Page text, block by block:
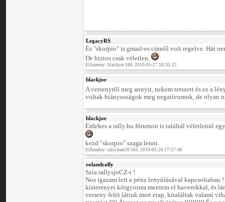
LegacyRS
És "skorpio" is gmail-es címről volt regelve. Hát
De biztos csak véletlen.
Előzmény: blackjoe 166. 2010-05-27 10:35:12
blackjoe
A versenyről meg annyit, nekem tetszett és ez a
voltak hiányosságok meg negatívumok, de olyan
blackjoe
Érdekes a rally.hu fórumon is találtál véletlenül
kezd "skorpio" szaga lenni.
Előzmény: rallyman10 163. 2010-05-26 17:57:46
rolandrally
Szia rallysjoCZ-i !
Nos igazam lett a pénz lenyúlásával kapcsoltaban !
kisterenyei körgyorsra mentem el haverokkal, és
verseny felét láttuk mert etap, kitaláltak valami